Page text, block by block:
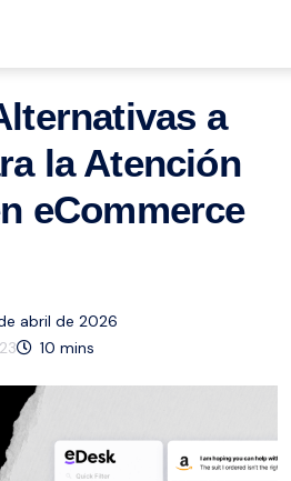
a
la Atención
eCommerce
abril de 2026
10 mins